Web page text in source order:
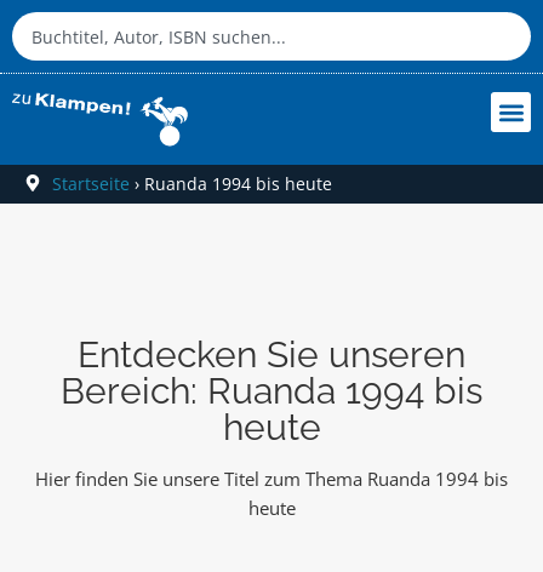
Startseite › Ruanda 1994 bis heute
Entdecken Sie unseren
Bereich: Ruanda 1994 bis
heute
Hier finden Sie unsere Titel zum Thema Ruanda 1994 bis
heute